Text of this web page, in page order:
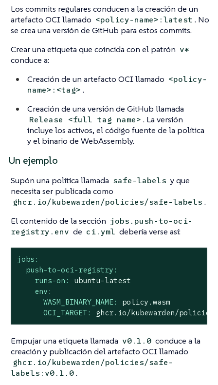
Los commits regulares conducen a la creación de un
artefacto OCI llamado <policy-name>:latest . No
se crea una versión de GitHub para estos commits.
Crear una etiqueta que coincida con el patrón v*
conduce a:
Creación de un artefacto OCI llamado <policy-
name>:<tag> .
Creación de una versión de GitHub llamada
Release <full tag name> . La versión
incluye los activos, el código fuente de la política
y el binario de WebAssembly.
Un ejemplo
Supón una política llamada safe-labels y que
necesita ser publicada como
ghcr.io/kubewarden/policies/safe-labels .
El contenido de la sección jobs.push-to-oci-
registry.env de ci.yml debería verse así:
jobs:
push-to-oci-registry:
runs-on:
ubuntu-latest
env:
WASM_BINARY_NAME:
policy.wasm
OCI_TARGET:
ghcr.io/kubewarden/
Empujar una etiqueta llamada v0.1.0 conduce a la
creación y publicación del artefacto OCI llamado
ghcr.io/kubewarden/policies/safe-
labels:v0.1.0.